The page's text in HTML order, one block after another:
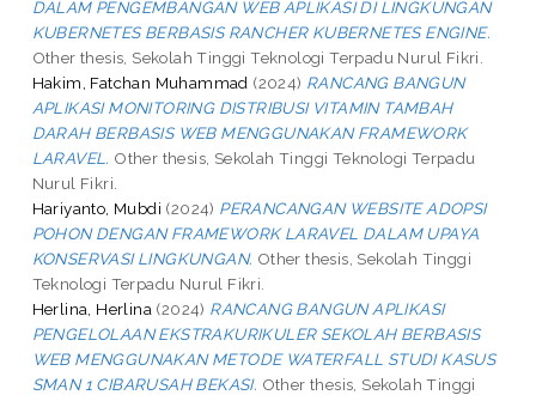
DALAM PENGEMBANGAN WEB APLIKASI DI LINGKUNGAN
KUBERNETES BERBASIS RANCHER KUBERNETES ENGINE.
Other thesis, Sekolah Tinggi Teknologi Terpadu Nurul Fikri.
Hakim, Fatchan Muhammad (2024) RANCANG BANGUN
APLIKASI MONITORING DISTRIBUSI VITAMIN TAMBAH
DARAH BERBASIS WEB MENGGUNAKAN FRAMEWORK
LARAVEL. Other thesis, Sekolah Tinggi Teknologi Terpadu
Nurul Fikri.
Hariyanto, Mubdi (2024) PERANCANGAN WEBSITE ADOPSI
POHON DENGAN FRAMEWORK LARAVEL DALAM UPAYA
KONSERVASI LINGKUNGAN. Other thesis, Sekolah Tinggi
Teknologi Terpadu Nurul Fikri.
Herlina, Herlina (2024) RANCANG BANGUN APLIKASI
PENGELOLAAN EKSTRAKURIKULER SEKOLAH BERBASIS
WEB MENGGUNAKAN METODE WATERFALL STUDI KASUS
SMAN 1 CIBARUSAH BEKASI. Other thesis, Sekolah Tinggi